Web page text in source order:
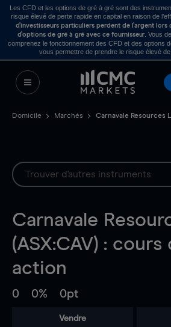
Les CFD et les options de gré à gré sont des
risque élevé de perte rapide en capital en raison de
d’investisseurs particuliers perdent de l’argent
d’options de gré à gré avec ce fournisseur . Vous
comprenez le fonctionnement des CFD et des options
vous permettre de prendre le risque élevé
Domicile Marchés Carnavale Resources
Carnavale
(ASX:CAV) : cours
action
0 0% 0pt
Vendre